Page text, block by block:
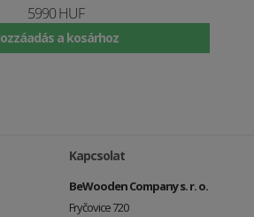
5990 HUF
a kosárhoz
Kapcsolat
BeWooden Company s. r. o.
Fryčovice 720